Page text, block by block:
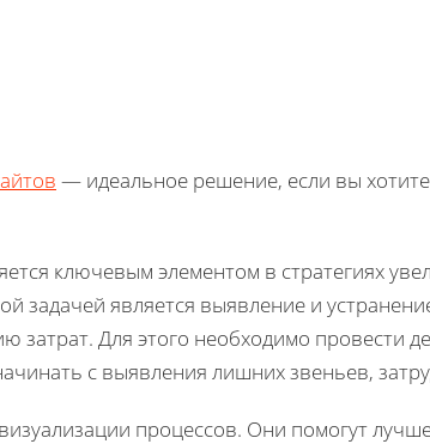
— идеальное решение, если вы
ключевым элементом в стратегиях
задачей является выявление и
Для этого необходимо провести
с выявления лишних звеньев,
процессов. Они помогут